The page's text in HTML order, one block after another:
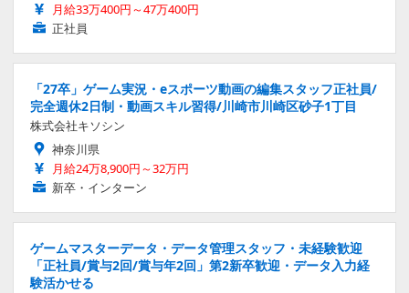
月給33万400円～47万400円
正社員
「27卒」ゲーム実況・eスポーツ動画の編集スタッフ正社員/
完全週休2日制・動画スキル習得/川崎市川崎区砂子1丁目
株式会社キソシン
神奈川県
月給24万8,900円～32万円
新卒・インターン
ゲームマスターデータ・データ管理スタッフ・未経験歓迎
「正社員/賞与2回/賞与年2回」第2新卒歓迎・データ入力経
験活かせる